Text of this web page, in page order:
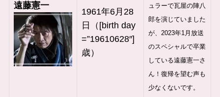
遠藤憲一
1961年6月28
日（[birth day
=”19610628″]
歳）
ュラーで瓦屋の陣八
郎を演じていました
が、2023年1月放送
のスペシャルで卒業
している遠藤憲一さ
ん！復帰を望む声も
少なくないです。